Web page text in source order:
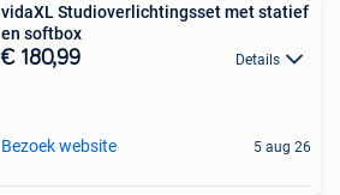
vidaXL Studioverlichtingsset met statief
en softbox
€ 180,99 Details
Bezoek website 5 aug 26